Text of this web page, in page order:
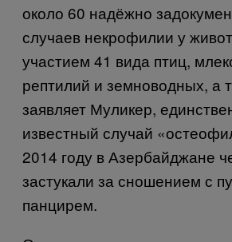
около 60 надёжно
случаев некрофилии у
участием 41 вида птиц,
рептилий и земноводных, а
заявляет Муликер,
известный случай
2014 году в Азербайджане
застукали за сношением с
панцирем.